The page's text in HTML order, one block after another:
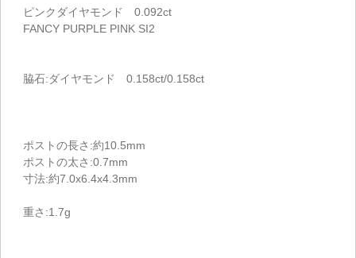
ピンクダイヤモンド 0.092ct
FANCY PURPLE PINK SI2
脇石:ダイヤモンド 0.158ct/0.158ct
ポストの長さ:約10.5mm
ポストの太さ:0.7mm
寸法:約7.0x6.4x4.3mm
重さ:1.7g